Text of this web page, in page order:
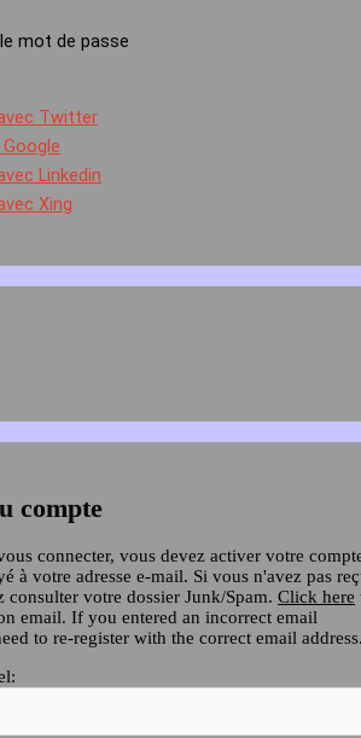
mot de passe
Twitter
Linkedin
Xing
compte
connecter, vous devez activer votre
à votre adresse e-mail. Si vous n'avez pas
votre dossier Junk/Spam. Click here
email. If you entered an incorrect email
to re-register with the correct email